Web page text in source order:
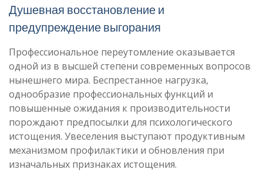
Душевная восстановление и
предупреждение выгорания
Профессиональное переутомление оказывается
одной из в высшей степени современных вопросов
нынешнего мира. Беспрестанное нагрузка,
однообразие профессиональных функций и
повышенные ожидания к производительности
порождают предпосылки для психологического
истощения. Увеселения выступают продуктивным
механизмом профилактики и обновления при
изначальных признаках истощения.